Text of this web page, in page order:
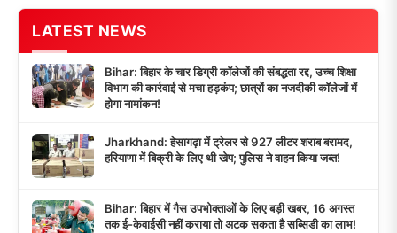
LATEST NEWS
Bihar: बिहार के चार डिग्री कॉलेजों की संबद्धता रद्द, उच्च शिक्षा
विभाग की कार्रवाई से मचा हड़कंप; छात्रों का नजदीकी कॉलेजों में
होगा नामांकन!
Jharkhand: हेसागढ़ा में ट्रेलर से 927 लीटर शराब बरामद,
हरियाणा में बिक्री के लिए थी खेप; पुलिस ने वाहन किया जब्त!
Bihar: बिहार में गैस उपभोक्ताओं के लिए बड़ी खबर, 16 अगस्त
तक ई-केवाईसी नहीं कराया तो अटक सकता है सब्सिडी का लाभ!